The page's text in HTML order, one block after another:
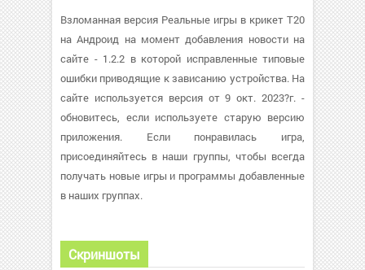
Взломанная версия Реальные игры в крикет T20
на Андроид на момент добавления новости на
сайте - 1.2.2 в которой исправленные типовые
ошибки приводящие к зависанию устройства. На
сайте используется версия от 9 окт. 2023?г. -
обновитесь, если используете старую версию
приложения. Если понравилась игра,
присоединяйтесь в наши группы, чтобы всегда
получать новые игры и программы добавленные
в наших группах.
Скриншоты